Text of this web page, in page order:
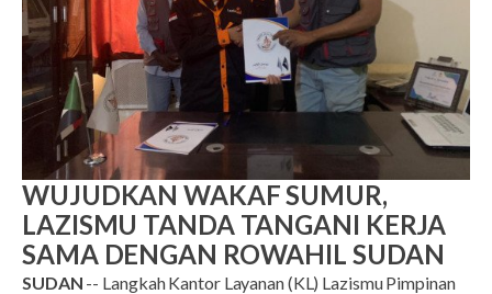
WUJUDKAN WAKAF SUMUR,
LAZISMU TANDA TANGANI KERJA
SAMA DENGAN ROWAHIL SUDAN
SUDAN -- Langkah Kantor Layanan (KL) Lazismu Pimpinan